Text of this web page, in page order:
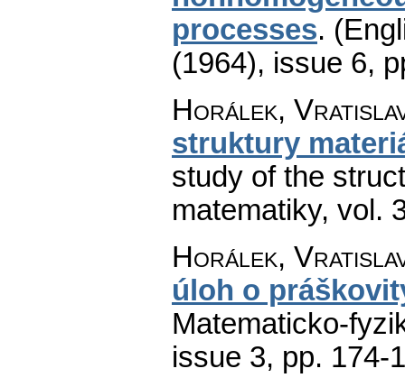
processes.
(1964), issue 6,
Horálek,
struktury
study of the
matematiky, vol.
Horálek,
úloh o
Matematicko-
issue 3, pp. 174-